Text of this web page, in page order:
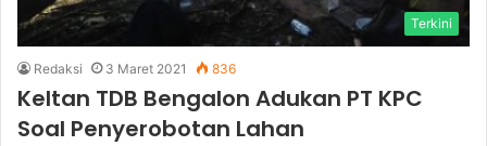
Terkini
Redaksi 3 Maret 2021 836
Keltan TDB Bengalon Adukan PT KPC
Soal Penyerobotan Lahan